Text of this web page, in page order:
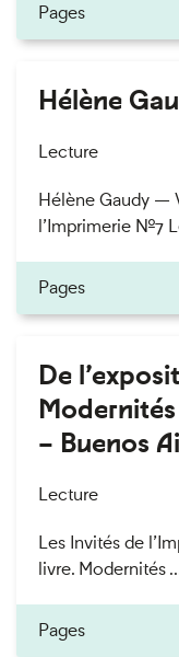
Pages
Hélène
Lecture
Hélène Gaudy —
l’Imprimerie n°7
Pages
De
– Buenos
Lecture
Les Invités de
livre. Modernités
Pages